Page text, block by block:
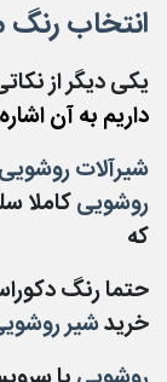
انتخاب
یکی دیگر از
داریم به آن
شیرآلات روشویی
روشوییکاملا
که
حتما رنگ
خریدشیر